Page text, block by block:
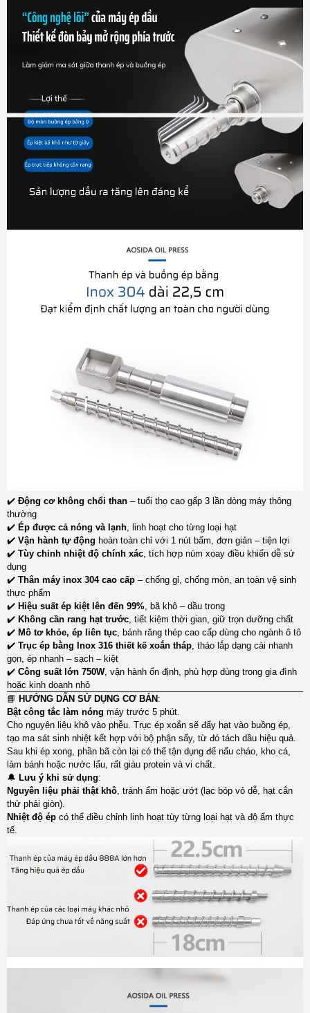
✔️ Động cơ không chổi than – tuổi thọ cao gấp 3 lần dòng máy thông
thường
✔️ Ép được cả nóng và lạnh, linh hoạt cho từng loại hạt
✔️ Vận hành tự động hoàn toàn chỉ với 1 nút bấm, đơn giản – tiện lợi
✔️ Tùy chỉnh nhiệt độ chính xác, tích hợp núm xoay điều khiển dễ sử
dụng
✔️ Thân máy inox 304 cao cấp – chống gỉ, chống mòn, an toàn vệ sinh
thực phẩm
✔️ Hiệu suất ép kiệt lên đến 99%, bã khô – dầu trong
✔️ Không cần rang hạt trước, tiết kiệm thời gian, giữ trọn dưỡng chất
✔️ Mô tơ khỏe, ép liên tục, bánh răng thép cao cấp dùng cho ngành ô tô
✔️ Trục ép bằng Inox 316 thiết kế xoắn tháp, tháo lắp dạng cài nhanh
gọn, ép nhanh – sạch – kiệt
✔️ Công suất lớn 750W, vận hành ổn định, phù hợp dùng trong gia đình
hoặc kinh doanh nhỏ
📘 HƯỚNG DẪN SỬ DỤNG CƠ BẢN :
Bật công tắc làm nóng máy trước 5 phút.
Cho nguyên liệu khô vào phễu. Trục ép xoắn sẽ đẩy hạt vào buồng ép,
tạo ma sát sinh nhiệt kết hợp với bộ phận sấy, từ đó tách dầu hiệu quả.
Sau khi ép xong, phần bã còn lại có thể tận dụng để nấu cháo, kho cá,
làm bánh hoặc nước lẩu, rất giàu protein và vi chất.
🔔 Lưu ý khi sử dụng:
Nguyên liệu phải thật khô, tránh ẩm hoặc ướt (lạc bóp vỏ dễ, hạt cắn
thử phải giòn).
Nhiệt độ ép có thể điều chỉnh linh hoạt tùy từng loại hạt và độ ẩm thực
tế.